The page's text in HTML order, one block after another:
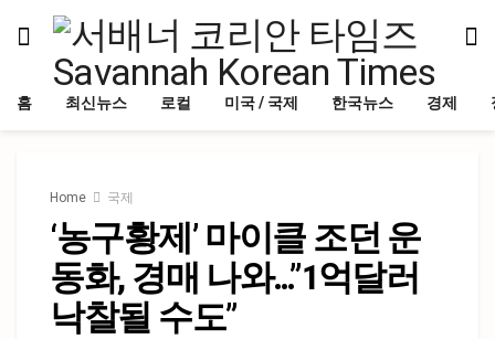
홈 최신뉴스 로컬 미국 / 국제 한국뉴스 경제
Home 국제
‘농구황제’ 마이클 조던 운
동화, 경매 나와…”1억달러
낙찰될 수도”